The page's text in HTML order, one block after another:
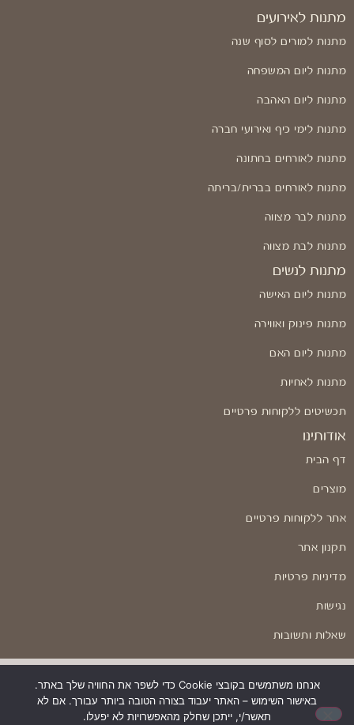
מתנות לאירועים
מתנות למורים לסוף שנה
מתנות ליום המשפחה
מתנות ליום האהבה
מתנות לימי כיף ואירועי חברה
מתנות לאורחים בחתונה
מתנות לאורחים בברית/בריתה
מתנות לבר מצווה
מתנות לבת מצווה
מתנות לנשים
מתנות ליום האישה
מתנות פינוק ואווירה
מתנות ליום האם
מתנות לאחיות
תכשיטים ללקוחות פרטיים
אודותינו
דף הבית
מוצרים
אתר ללקוחות פרטיים
תקנון אתר
מדיניות פרטיות
נגישות
שאלות ותשובות
בניה ועיצוב: Odesign
אנחנו משתמשים בקובצי Cookie כדי לשפר את החוויה שלך באתר.
באישור השימוש – האתר יעבוד בצורה הטובה ביותר עבורך. אם לא
תאשר/י, ייתכן שחלק מהאפשרויות לא יפעלו.